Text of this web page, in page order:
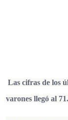
Las cifras de los
varones llegó al